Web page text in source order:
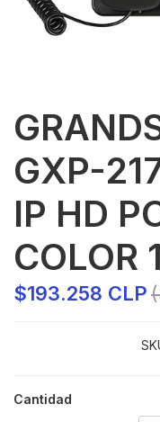
GXP-
IP HD
COLOR
$193.258 CLP
Cantidad